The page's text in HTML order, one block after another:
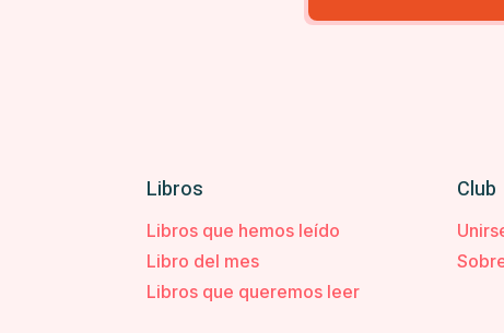
Libros
Libros que hemos leído
Libro del mes
Libros que queremos leer
Club